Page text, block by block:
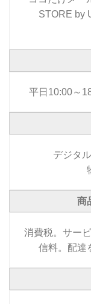
STORE by
平日10:00～
デジタ
商
消費税。サー
信料。配達